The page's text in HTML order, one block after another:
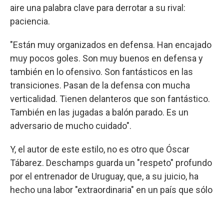
aire una palabra clave para derrotar a su rival:
paciencia.
"Están muy organizados en defensa. Han encajado
muy pocos goles. Son muy buenos en defensa y
también en lo ofensivo. Son fantásticos en las
transiciones. Pasan de la defensa con mucha
verticalidad. Tienen delanteros que son fantástico.
También en las jugadas a balón parado. Es un
adversario de mucho cuidado".
Y, el autor de este estilo, no es otro que Óscar
Tábarez. Deschamps guarda un "respeto" profundo
por el entrenador de Uruguay, que, a su juicio, ha
hecho una labor "extraordinaria" en un país que sólo